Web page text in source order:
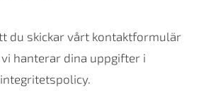
du skickar vårt kontaktformulär
hanterar dina uppgifter i